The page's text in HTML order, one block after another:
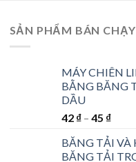
SẢN PHẨM BÁN CHẠY
MÁY CHIÊN
BẰNG BĂNG
DẦU
42 ₫– 45 ₫
BĂNG TẢI VÀ
BĂNG TẢI